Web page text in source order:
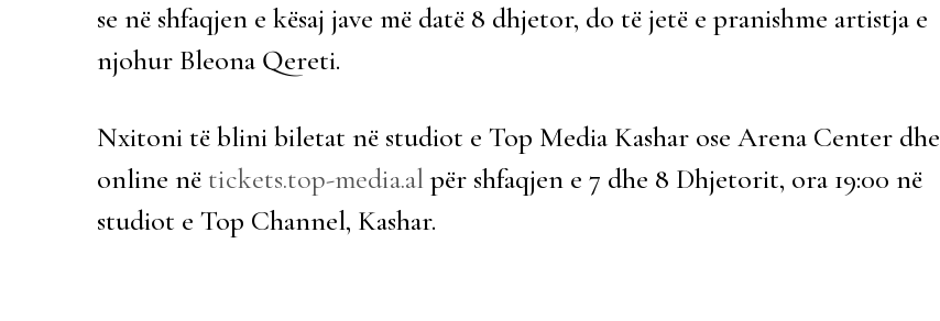
se në shfaqjen e kësaj jave më datë 8 dhjetor, do të jetë e pranishme artistja e
njohur Bleona Qereti.
Nxitoni të blini biletat në studiot e Top Media Kashar ose Arena Center dhe
online në tickets.top-media.alpër shfaqjen e 7 dhe 8 Dhjetorit, ora 19:00 në
studiot e Top Channel, Kashar.